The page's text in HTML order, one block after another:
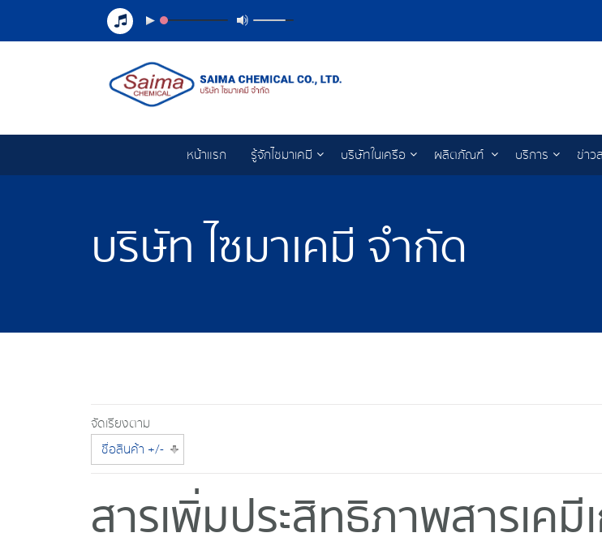
หน้าแรก รู้จักไซมาเคมี บริษัทในเครือ ผลิตภัณฑ์ บริการ ข่าว
บริษัท ไซมาเคมี จำกัด
จัดเรียงตาม
ชื่อสินค้า +/-
สารเพิ่มประสิทธิภาพสารเคมี